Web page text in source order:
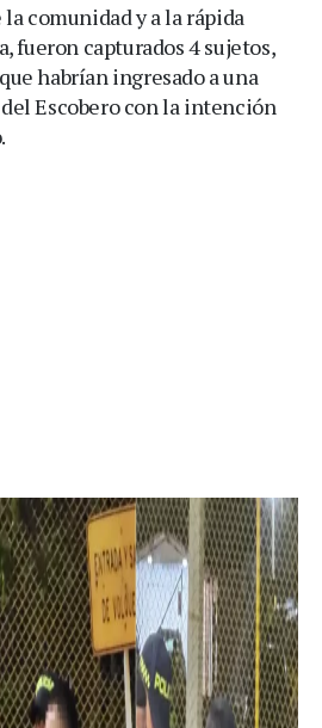
comunidad y a la rápida
fueron capturados 4 sujetos,
habrían ingresado a una
Escobero con la intención